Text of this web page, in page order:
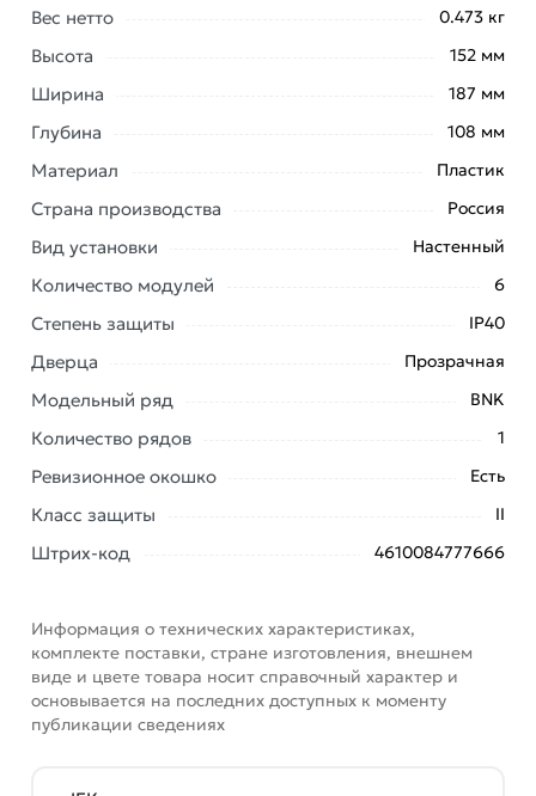
Условия доставки и цены на товар UNION Compact
прозрачная дверь IEK UIC-KP12-N-06-41-K01 из
категории
действительны в
Москве и области.
Наши профессиональные менеджеры обработают
заказ и свяжутся с Вами для согласования условий
доставки или самовывоза. Перед оформлением
онлайн заказа рекомендуем ознакомиться с
описанием, характеристиками и отзывами.
Данний товар от производителя
сертифицирован,
соответствует всем стандартам качества. Возврат
обязательно).
Вес нетто 0.473 кг
Высота 152 мм
Ширина 187 мм
Глубина 108 мм
Материал Пластик
Страна производства Россия
Вид установки Настенный
Количество модулей 6
Степень защиты IP40
Дверца Прозрачная
Модельный ряд BNK
Количество рядов 1
Ревизионное окошко Есть
Класс защиты II
Штрих-код 4610084777666
Информация о технических характеристиках,
комплекте поставки, стране изготовления, внешнем
виде и цвете товара носит справочный характер и
основывается на последних доступных к моменту
публикации сведениях